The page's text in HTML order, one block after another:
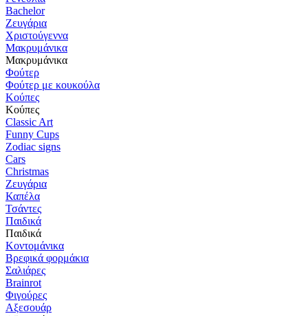
Bachelor
Ζευγάρια
Χριστούγεννα
Μακρυμάνικα
Μακρυμάνικα
Φούτερ
Φούτερ με κουκούλα
Κούπες
Κούπες
Classic Art
Funny Cups
Zodiac signs
Cars
Christmas
Ζευγάρια
Καπέλα
Τσάντες
Παιδικά
Παιδικά
Κοντομάνικα
Βρεφικά φορμάκια
Σαλιάρες
Brainrot
Φιγούρες
Αξεσουάρ